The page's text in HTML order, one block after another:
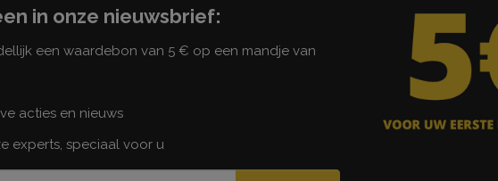
in onze nieuwsbrief:
een waardebon van 5 € op een mandje van
acties en nieuws
experts, speciaal voor u